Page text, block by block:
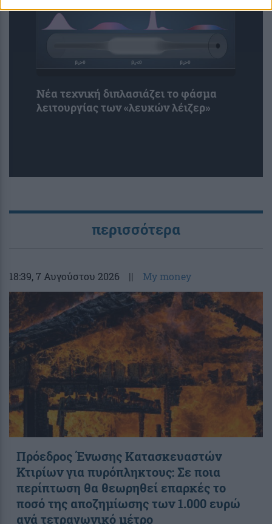
Νέα τεχνική διπλασιάζει το φάσμα
λειτουργίας των «λευκών λέιζερ»
περισσότερα
18:39, 7 Αυγούστου 2026 || My money
Πρόεδρος Ένωσης Κατασκευαστών
Κτιρίων για πυρόπληκτους: Σε ποια
περίπτωση θα θεωρηθεί επαρκές το
ποσό της αποζημίωσης των 1.000 ευρώ
ανά τετραγωνικό μέτρο